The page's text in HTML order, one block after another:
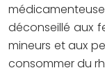
déconseillé aux
mineurs et aux
consommer du